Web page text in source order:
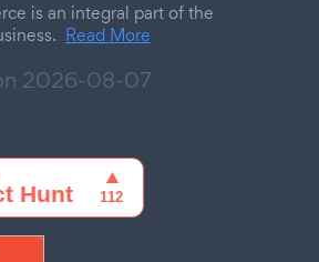
is an integral part of the
Read More
2026-08-07